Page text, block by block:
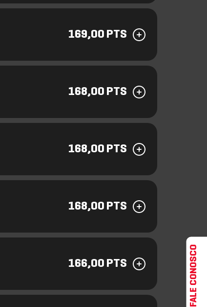
169,00 PTS
168,00 PTS
168,00 PTS
168,00 PTS
166,00 PTS FALE CONOSCO